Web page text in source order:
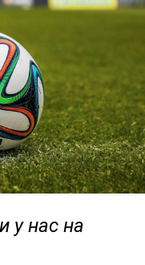
у нас на